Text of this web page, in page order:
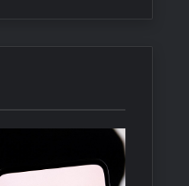
Güncel, Doğru